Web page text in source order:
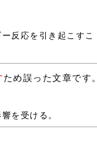
反応を引き起こすこ
ため誤った文章です。
を受ける。